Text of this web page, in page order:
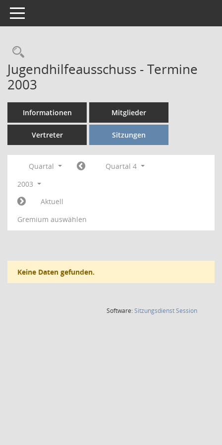
Toggle navigation
Rechercheauswahl
Jugendhilfeausschuss - Termine
2003
Informationen Mitglieder
Vertreter Sitzungen
Quartal
Quartal 4
2003
Aktuell
Gremium auswählen
Keine Daten gefunden.
Software:SitzungsdienstSession(Wird in